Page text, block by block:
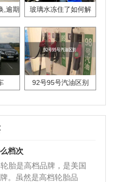
,逾期
玻璃水冻住了如何解
92号95号汽油区别
档次
胎是高档品牌，是美国
。虽然是高档轮胎品